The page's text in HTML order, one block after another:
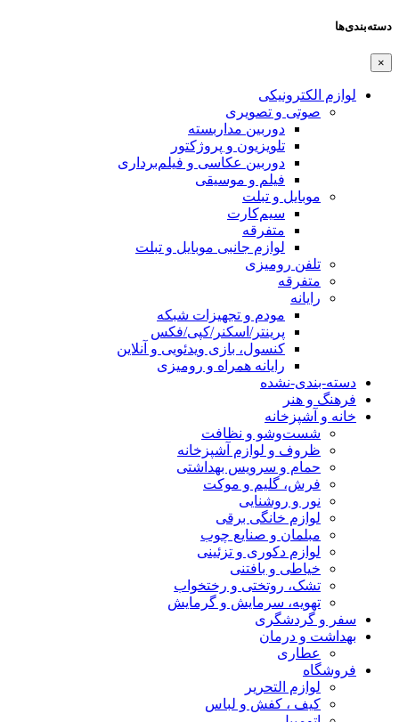
دسته‌بندی‌ها
×
لوازم الکترونیکی
صوتی و تصویری
دوربین مداربسته
تلویزیون و پروژکتور
دوربین عکاسی و فیلم‌برداری
فیلم و موسیقی
موبایل و تبلت
سیم‌کارت
متفرقه
لوازم جانبی موبایل و تبلت
تلفن رومیزی
متفرقه
رایانه
مودم و تجهیزات شبکه
پرینتر/اسکنر/کپی/فکس
کنسول، بازی‌ ویدئویی و آنلاین
رایانه همراه و رومیزی
دسته-بندی-نشده
فرهنگ و هنر
خانه و آشپزخانه
شست‌وشو و نظافت
ظروف و لوازم آشپزخانه
حمام و سرویس بهداشتی
فرش، گلیم و موکت
نور و روشنایی
لوازم خانگی برقی
مبلمان و صنایع چوب
لوازم دکوری و تزئینی
خیاطی و بافتنی
تشک، روتختی و رختخواب
تهویه، سرمایش و گرمایش
سفر و گردشگری
بهداشت و درمان
عطاری
فروشگاه
لوازم التحریر
کیف ، کفش و لباس